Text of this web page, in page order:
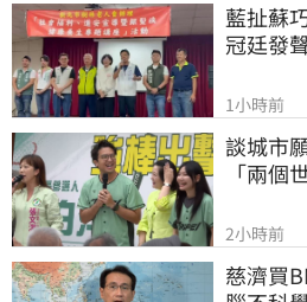
藍扯蘇
冠廷發
1小時前
談城市
「兩個
2小時前
慈濟買